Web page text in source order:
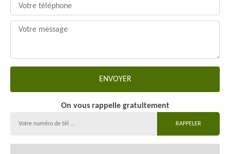
On vous rappelle gratuitement